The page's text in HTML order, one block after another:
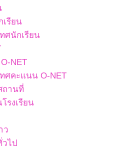
รียน
ศนักเรียน
NET
ศคะแนน O-NET
ถานที่
รงเรียน
ว
ไป